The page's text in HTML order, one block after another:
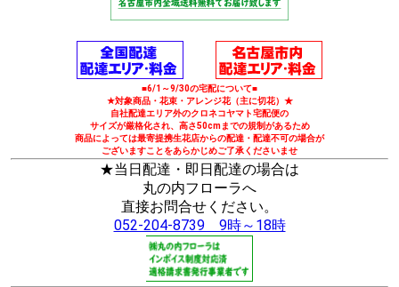
■6/1～9/30の宅配について■
★対象商品・花束・アレンジ花（主に切花）★
自社配達エリア外のクロネコヤマト宅配便の
サイズが厳格化され、高さ50cmまでの規制があるため
商品によっては最寄提携生花店からの配達・配達不可の場合が
ございますことをあらかじめご了承くださいませ
★当日配達・即日配達の場合は
丸の内フローラへ
直接お問合せください。
052-204-8739 9時～18時